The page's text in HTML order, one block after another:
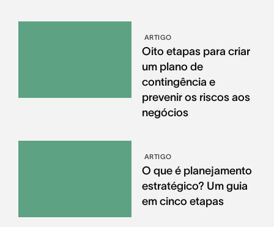
ARTIGO
Oito etapas para criar
um plano de
contingência e
prevenir os riscos aos
negócios
ARTIGO
O que é planejamento
estratégico? Um guia
em cinco etapas